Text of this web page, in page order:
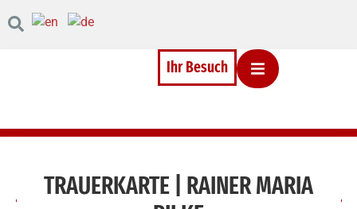
Inhalt Direkt
zum
Ihr Besuch
TRAUERKARTE | RAINER MARIA